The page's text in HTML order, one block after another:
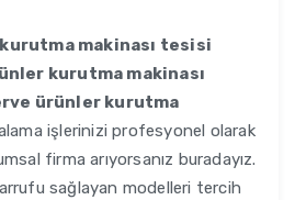
makinası tesisi
kurutma makinası
ürünler kurutma
işlerinizi profesyonel olarak
firma arıyorsanız buradayız.
sağlayan modelleri tercih